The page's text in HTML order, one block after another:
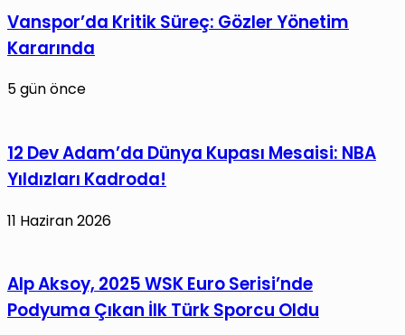
Vanspor’da Kritik Süreç: Gözler Yönetim
Kararında
5 gün önce
12 Dev Adam’da Dünya Kupası Mesaisi: NBA
Yıldızları Kadroda!
11 Haziran 2026
Alp Aksoy, 2025 WSK Euro Serisi’nde
Podyuma Çıkan İlk Türk Sporcu Oldu